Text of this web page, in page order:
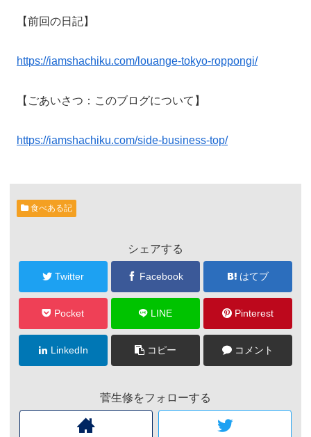
【前回の日記】
https://iamshachiku.com/louange-tokyo-roppongi/
【ごあいさつ：このブログについて】
https://iamshachiku.com/side-business-top/
食べある記
シェアする
Twitter Facebook はてブ
Pocket LINE Pinterest
LinkedIn コピー コメント
菅生修をフォローする